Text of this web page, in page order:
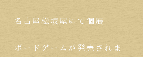
名古屋松坂屋にて個展
ボードゲームが発売されま